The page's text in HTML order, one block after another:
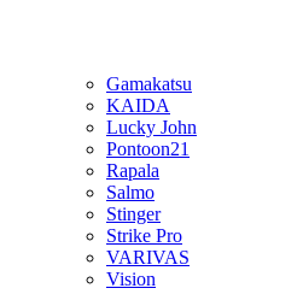
Gamakatsu
KAIDA
Lucky John
Pontoon21
Rapala
Salmo
Stinger
Strike Pro
VARIVAS
Vision